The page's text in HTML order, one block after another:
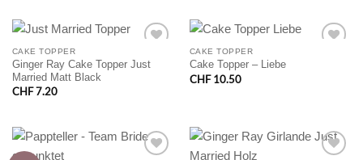
CAKE TOPPER
Ginger Ray Cake Topper Just
Married Matt Black
CHF7.20
CAKE TOPPER
Cake Topper – Liebe
CHF10.50